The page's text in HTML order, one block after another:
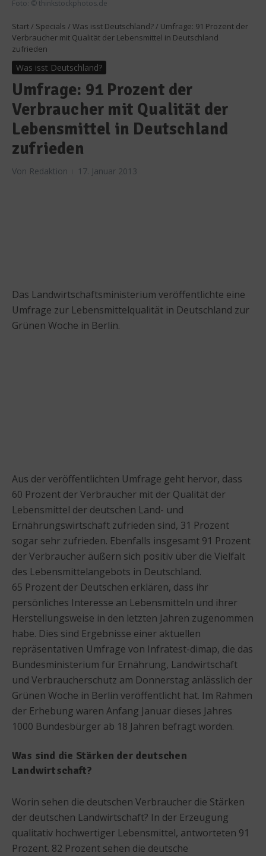
Foto: © thinkstockphotos.de
Start / Specials / Was isst Deutschland? / Umfrage: 91 Prozent der
Verbraucher mit Qualität der Lebensmittel in Deutschland
zufrieden
Was isst Deutschland?
Umfrage: 91 Prozent der
Verbraucher mit Qualität der
Lebensmittel in Deutschland
zufrieden
Von Redaktion 17. Januar 2013
Das Landwirtschaftsministerium veröffentlichte eine
Umfrage zur Lebensmittelqualität in Deutschland zur
Grünen Woche in Berlin.
Aus der veröffentlichten Umfrage geht hervor, dass
60 Prozent der Verbraucher mit der Qualität der
Lebensmittel der deutschen Land- und
Ernährungswirtschaft zufrieden sind, 31 Prozent
sogar sehr zufrieden. Ebenfalls insgesamt 91 Prozent
der Verbraucher äußern sich positiv über die Vielfalt
des Lebensmittelangebots in Deutschland.
65 Prozent der Deutschen erklären, dass ihr
persönliches Interesse an Lebensmitteln und ihrer
Herstellungsweise in den letzten Jahren zugenommen
habe. Dies sind Ergebnisse einer aktuellen
repräsentativen Umfrage von Infratest-dimap, die das
Bundesministerium für Ernährung, Landwirtschaft
und Verbraucherschutz am Donnerstag anlässlich der
Grünen Woche in Berlin veröffentlicht hat. Im Rahmen
der Erhebung waren Anfang Januar dieses Jahres
1000 Bundesbürger ab 18 Jahren befragt worden.
Was sind die Stärken der deutschen
Landwirtschaft?
Worin sehen die deutschen Verbraucher die Stärken
der deutschen Landwirtschaft? In der Erzeugung
qualitativ hochwertiger Lebensmittel, antworteten 91
Prozent. 82 Prozent sehen die deutsche